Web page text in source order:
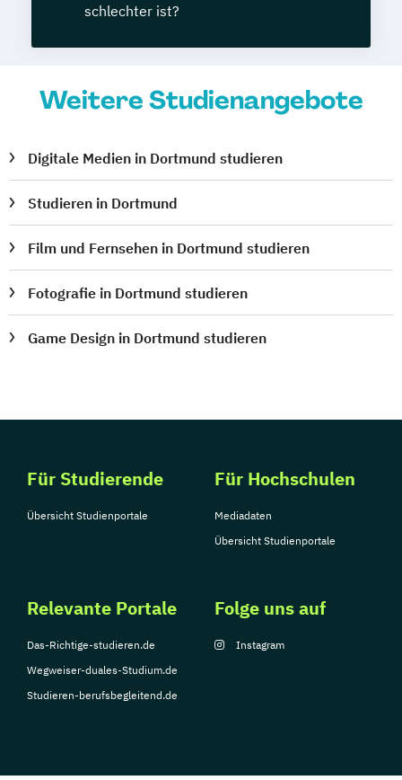
schlechter ist?
Weitere Studienangebote
Digitale Medien in Dortmund studieren
Studieren in Dortmund
Film und Fernsehen in Dortmund studieren
Fotografie in Dortmund studieren
Game Design in Dortmund studieren
Für Studierende
Übersicht Studienportale
Für Hochschulen
Mediadaten
Übersicht Studienportale
Relevante Portale
Das-Richtige-studieren.de
Wegweiser-duales-Studium.de
Studieren-berufsbegleitend.de
Folge uns auf
Instagram